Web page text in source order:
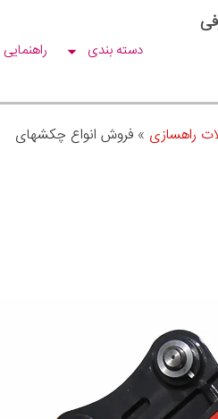
دسته بندی
راهسازی » فروش انواع چکشهای